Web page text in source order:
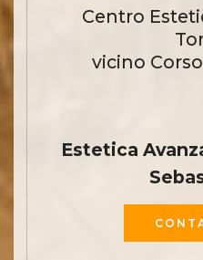
Centro
vicino
Estetica